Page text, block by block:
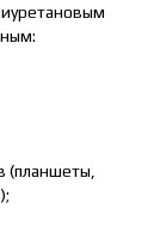
(планшеты,